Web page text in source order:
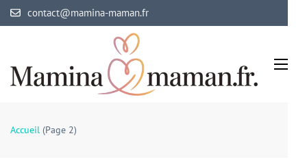
Aller
au
(Pressez
Entrée)
contact@mamina-maman.fr
Accueil (Page 2)